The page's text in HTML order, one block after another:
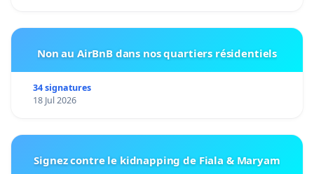
Non au AirBnB dans nos quartiers résidentiels
34 signatures
18 Jul 2026
Signez contre le kidnapping de Fiala & Maryam